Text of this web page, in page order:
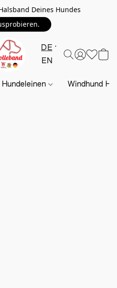
Deines Hundes
DE
EN
Hundeleinen Windhund